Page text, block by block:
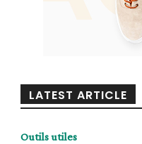
LATEST ARTICLE
Outils utiles